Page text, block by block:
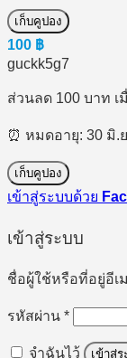
เก็บคูปอง
100 ฿
guckk5g7
ส่วนลด 100 บาท
⏰ หมดอายุ: 30 มิ.
เก็บคูปอง
เข้าสู่ระบบด้วย
เข้าสู่ระบบ
ชื่อผู้ใช้หรือที่อยู่อีเ
รหัสผ่าน *ต้องการ
จำฉันไว้ เข้าสู่ร